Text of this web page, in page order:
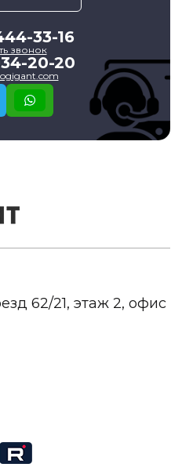
33-16
звонок
20-20
62/21, этаж 2, офис